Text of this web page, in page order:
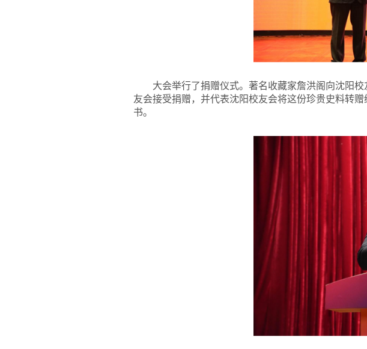
大会举行了捐赠仪式。著名收藏家詹洪阁向沈阳
友会接受捐赠，并代表沈阳校友会将这份珍贵史料转赠
书。